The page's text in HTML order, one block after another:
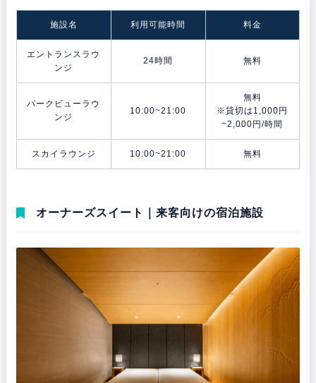
施設名 利用可能時間 料金
エントランスラウ
ンジ
24時間 無料
パークビューラウ
ンジ
10:00~21:00
無料
※貸切は1,000円
~2,000円/時間
スカイラウンジ 10:00~21:00 無料
オーナーズスイート｜来客向けの宿泊施設